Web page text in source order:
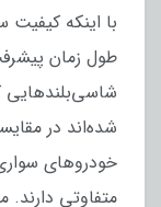
با اینکه
طول زمان
شده‌اند در
خودروهای
متفاوتی دارند.